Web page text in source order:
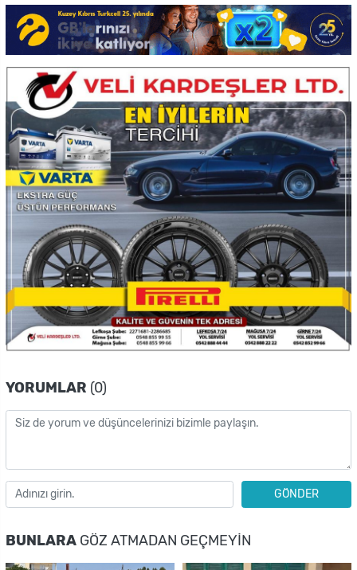
YORUMLAR (0)
GÖNDER
BUNLARA GÖZ ATMADAN GEÇMEYIN